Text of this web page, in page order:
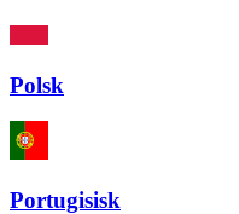
Polsk
Portugisisk